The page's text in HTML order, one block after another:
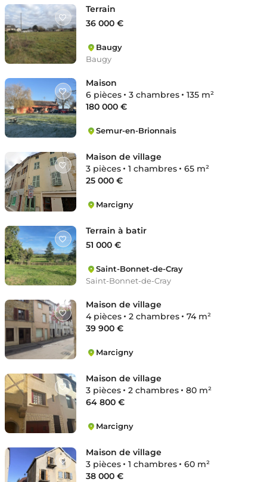
Terrain
36 000 €
Baugy
Baugy
Maison
6 pièces
3 chambres
135 m²
180 000 €
Semur-en-Brionnais
Maison de village
3 pièces
1 chambres
65 m²
25 000 €
Marcigny
Terrain à batir
51 000 €
Saint-Bonnet-de-Cray
Saint-Bonnet-de-Cray
Maison de village
4 pièces
2 chambres
74 m²
39 900 €
Marcigny
Maison de village
3 pièces
2 chambres
80 m²
64 800 €
Marcigny
Maison de village
3 pièces
1 chambres
60 m²
38 000 €